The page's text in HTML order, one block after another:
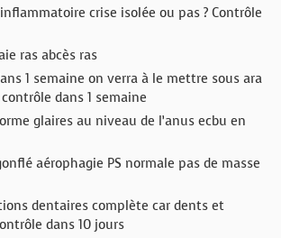
crise isolée ou pas ? Contrôle
ras abcès ras
1 semaine on verra à le mettre sous ara
dans 1 semaine
glaires au niveau de l’anus ecbu en
aérophagie PS normale pas de masse
dentaires complète car dents et
dans 10 jours